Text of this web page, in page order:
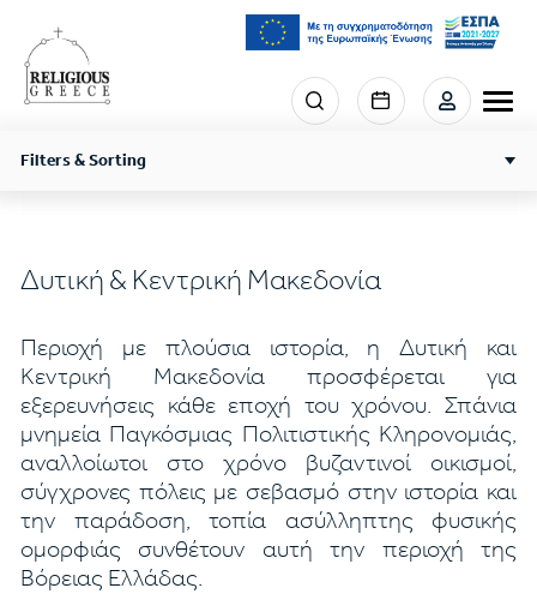
προς
κυρίως
περιεχόμενο
Menu
section
Filters & Sorting
Δυτική & Κεντρική Μακεδονία
Περιοχή με πλούσια ιστορία, η Δυτική και
Κεντρική Μακεδονία προσφέρεται για
εξερευνήσεις κάθε εποχή του χρόνου. Σπάνια
μνημεία Παγκόσμιας Πολιτιστικής Κληρονομιάς,
αναλλοίωτοι στο χρόνο βυζαντινοί οικισμοί,
σύγχρονες πόλεις με σεβασμό στην ιστορία και
την παράδοση, τοπία ασύλληπτης φυσικής
ομορφιάς συνθέτουν αυτή την περιοχή της
Βόρειας Ελλάδας.